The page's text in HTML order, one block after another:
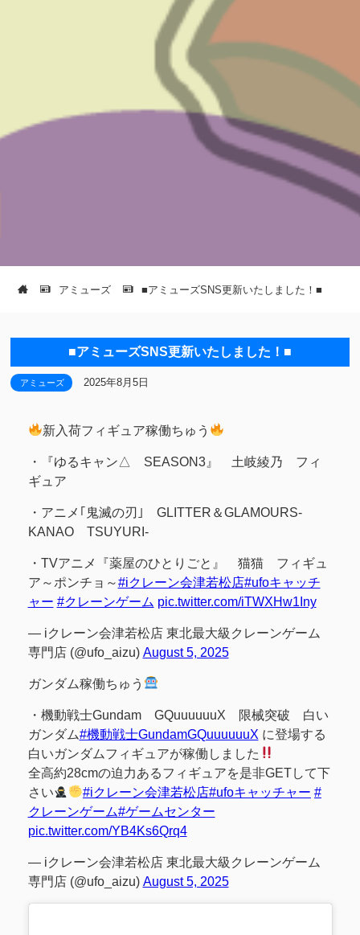
アミューズ ■アミューズSNS更新いたしました！■
■アミューズSNS更新いたしました！■
アミューズ 2025年8月5日
新入荷フィギュア稼働ちゅう
・『ゆるキャン△ SEASON3』 土岐綾乃 フィ
ギュア
・アニメ｢鬼滅の刃｣ GLITTER＆GLAMOURS-
KANAO TSUYURI-
・TVアニメ『薬屋のひとりごと』 猫猫 フィギュ
ア～ポンチョ～#iクレーン会津若松店#ufoキャッチ
ャー #クレーンゲーム pic.twitter.com/iTWXHw1Iny
— iクレーン会津若松店 東北最大級クレーンゲーム
専門店 (@ufo_aizu) August 5, 2025
ガンダム稼働ちゅう
・機動戦士Gundam GQuuuuuuX 限械突破 白い
ガンダム#機動戦士GundamGQuuuuuuX に登場する
白いガンダムフィギュアが稼働しました
全高約28cmの迫力あるフィギュアを是非GETして下
さい
#iクレーン会津若松店#ufoキャッチャー #
クレーンゲーム#ゲームセンター
pic.twitter.com/YB4Ks6Qrq4
— iクレーン会津若松店 東北最大級クレーンゲーム
専門店 (@ufo_aizu) August 5, 2025